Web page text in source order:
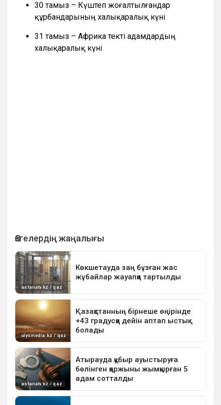
30 тамыз – Күштеп жоғалтылғандар
құрбандарының халықаралық күні
31 тамыз – Африка текті адамдардың
халықаралық күні